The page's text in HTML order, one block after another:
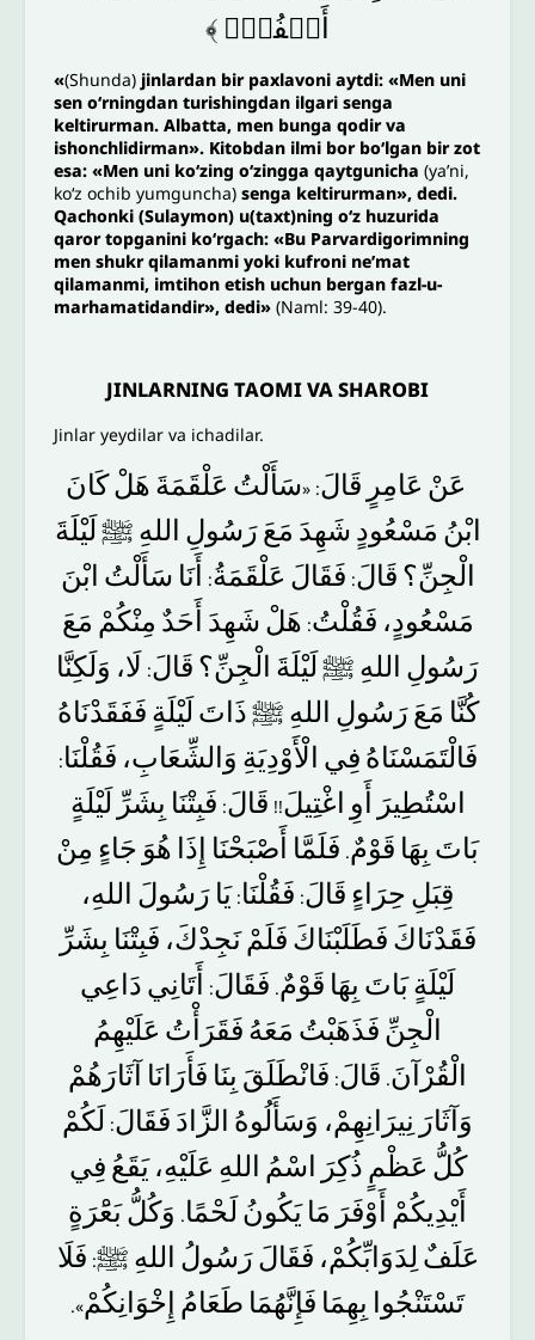
أَكۡفُرُۖ ﴾
«(Shunda) jinlardan bir paxlavoni aytdi: «Men uni
sen o‘rningdan turishingdan ilgari senga
keltirurman. Albatta, men bunga qodir va
ishonchlidirman». Kitobdan ilmi bor bo‘lgan bir zot
esa: «Men uni ko‘zing o‘zingga qaytgunicha(ya’ni,
ko‘z ochib yumguncha) senga keltirurman», dedi.
Qachonki (Sulaymon) u(taxt)ning o‘z huzurida
qaror topganini ko‘rgach: «Bu Parvardigorimning
men shukr qilamanmi yoki kufroni ne’mat
qilamanmi, imtihon etish uchun bergan fazl-u-
marhamatidandir», dedi» (Naml: 39-40).
JINLARNING TAOMI VA SHAROBI
Jinlar yeydilar va ichadilar.
عَنْ عَامِرٍ قَالَ: «سَأَلْتُ عَلْقَمَةَ هَلْ كَانَ
ابْنُ مَسْعُودٍ شَهِدَ مَعَ رَسُولِ اللهِ ﷺ لَيْلَةَ
الْجِنِّ؟ قَالَ: فَقَالَ عَلْقَمَةُ: أَنَا سَأَلْتُ ابْنَ
مَسْعُودٍ، فَقُلْتُ: هَلْ شَهِدَ أَحَدٌ مِنْكُمْ مَعَ
رَسُولِ اللهِ ﷺ لَيْلَةَ الْجِنِّ؟ قَالَ: لَا، وَلَكِنَّا
كُنَّا مَعَ رَسُولِ اللهِ ﷺذَاتَ لَيْلَةٍ فَفَقَدْنَاهُ
فَالْتَمَسْنَاهُ فِي الْأَوْدِيَةِ وَالشِّعَابِ، فَقُلْنَا:
اسْتُطِيرَ أَوِ اغْتِيلَ!! قَالَ: فَبِتْنَا بِشَرِّ لَيْلَةٍ
بَاتَ بِهَا قَوْمٌ. فَلَمَّا أَصْبَحْنَا إِذَا هُوَ جَاءٍ مِنْ
قِبَلِ حِرَاءٍ قَالَ: فَقُلْنَا: يَا رَسُولَ اللهِ،
فَقَدْنَاكَ فَطَلَبْنَاكَ فَلَمْ نَجِدْكَ، فَبِتْنَا بِشَرِّ
لَيْلَةٍبَاتَ بِهَا قَوْمٌ. فَقَالَ: أَتَانِي دَاعِي
الْجِنِّ فَذَهَبْتُ مَعَهُ فَقَرَأْتُ عَلَيْهِمُ
الْقُرْآنَ. قَالَ: فَانْطَلَقَ بِنَا فَأَرَانَا آثَارَهُمْ
وَآثَارَ نِيرَانِهِمْ، وَسَأَلُوهُ الزَّادَ فَقَالَ: لَكُمْ
كُلُّ عَظْمٍ ذُكِرَ اسْمُ اللهِ عَلَيْهِ، يَقَعُ فِي
أَيْدِيكُمْ أَوْفَرَ مَا يَكُونُ لَحْمًا. وَكُلُّبَعَْرَةٍ
عَلَفٌ لِدَوَابِّكُمْ، فَقَالَ رَسُولُ اللهِ ﷺ: فَلَا
تَسْتَنْجُوا بِهِمَا فَإِنَّهُمَا طَعَامُ إِخْوَانِكُمْ».